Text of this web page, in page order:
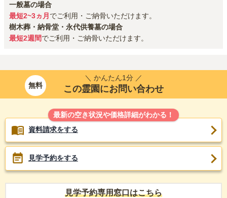
一般墓の場合
最短2~3ヵ月 でご利用・ご納骨いただけます。
樹木葬・納骨堂・永代供養墓の場合
最短2週間でご利用・ご納骨いただけます。
無料
＼ かんたん1分 ／
この霊園にお問い合わせ
最新の空き状況や価格詳細がわかる！
資料請求をする
見学予約をする
見学予約専用窓口はこちら